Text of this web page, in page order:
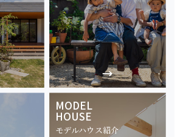
MODEL
HOUSE
モデルハウス紹介